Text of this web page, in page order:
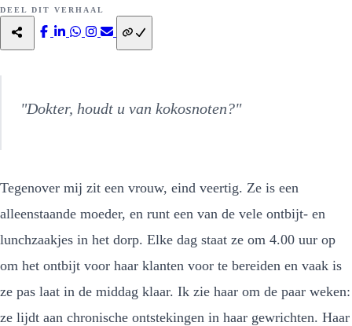
DEEL DIT VERHAAL
"Dokter, houdt u van kokosnoten?"
Tegenover mij zit een vrouw, eind veertig. Ze is een
alleenstaande moeder, en runt een van de vele ontbijt- en
lunchzaakjes in het dorp. Elke dag staat ze om 4.00 uur op
om het ontbijt voor haar klanten voor te bereiden en vaak is
ze pas laat in de middag klaar. Ik zie haar om de paar weken:
ze lijdt aan chronische ontstekingen in haar gewrichten. Haar